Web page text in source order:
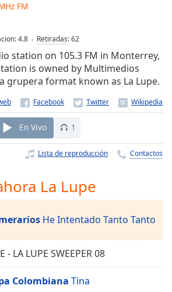
FM
4.8 Retiradas:62
station on 105.3 FM in Monterrey,
is owned by Multimedios
grupera format known as La Lupe.
En Vivo 1
Lista de reproducción Contactos
La Lupe
He Intentado Tanto Tanto
- LA LUPE SWEEPER 08
Colombiana Tina